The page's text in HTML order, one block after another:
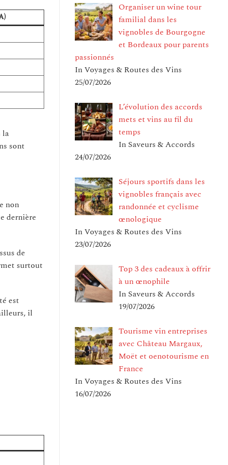
la
sont
non
dernière
de
surtout
est
il
Organiser un wine tour
familial dans les
vignobles de Bourgogne
et Bordeaux pour parents
passionnés
In Voyages & Routes des Vins
25/07/2026
L’évolution des accords
mets et vins au fil du
temps
In Saveurs & Accords
24/07/2026
Séjours sportifs dans les
vignobles français avec
randonnée et cyclisme
œnologique
In Voyages & Routes des Vins
23/07/2026
Top 3 des cadeaux à offrir
à un œnophile
In Saveurs & Accords
19/07/2026
Tourisme vin entreprises
avec Château Margaux,
Moët et oenotourisme en
France
In Voyages & Routes des Vins
16/07/2026